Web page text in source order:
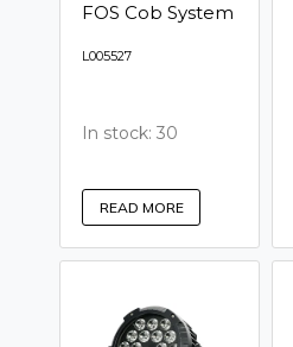
FOS Cob System
L005527
In stock: 30
READ MORE